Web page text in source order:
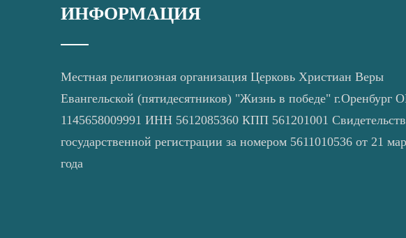
ИНФОРМАЦИЯ
Местная религиозная организация Церковь Христиан Веры
Евангельской (пятидесятников) "Жизнь в победе" г.Оренбург
1145658009991 ИНН 5612085360 КПП 561201001
государственной регистрации за номером 5611010536 от 21
года